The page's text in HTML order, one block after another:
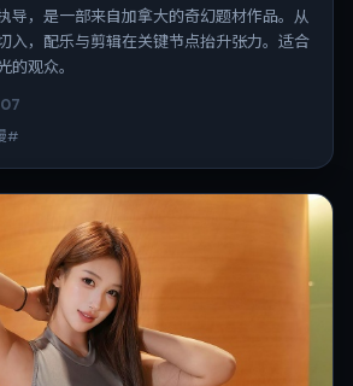
导，是一部来自加拿大的奇幻题材作品。从
入，配乐与剪辑在关键节点抬升张力。适合
的观众。
#